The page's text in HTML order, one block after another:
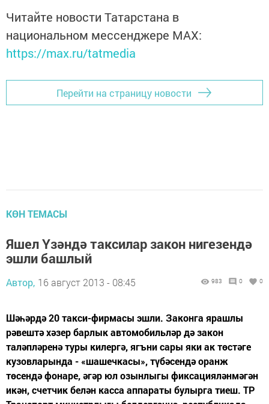
Читайте новости Татарстана в
национальном мессенджере MАХ:
https://max.ru/tatmedia
Перейти на страницу новости
КӨН ТЕМАСЫ
Яшел Үзәндә таксилар закон нигезендә
эшли башлый
Автор, 16 август 2013 - 08:45 983 0 0
Шәһәрдә 20 такси-фирмасы эшли. Законга ярашлы
рәвештә хәзер барлык автомобильләр дә закон
таләпләренә туры килергә, ягъни сары яки ак төстәге
кузовларында - «шашечкасы», түбәсендә оранж
төсендә фонаре, әгәр юл озынлыгы фиксацияләнмәгән
икән, счетчик белән касса аппараты булырга тиеш. ТР